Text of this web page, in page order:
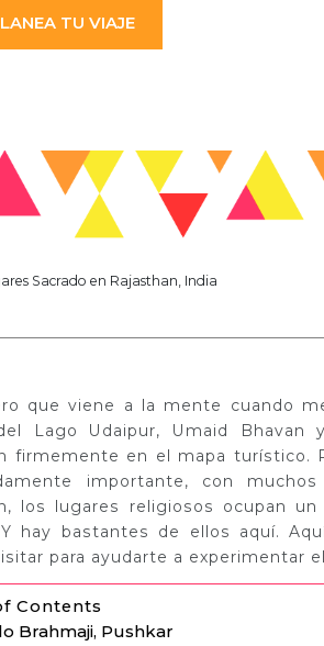
TU VIAJE
Sacrado en Rajasthan, India
que viene a la mente cuando
Lago Udaipur, Umaid
firmemente en el mapa turístico.
importante, con
los lugares religiosos ocupan
hay bastantes de ellos aquí.
para ayudarte a experimentar
Contents
Brahmaji, Pushkar